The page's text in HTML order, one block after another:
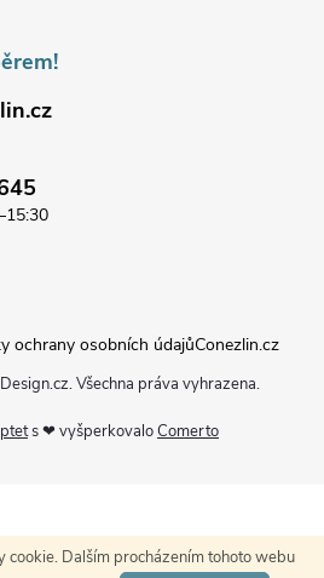
cookie. Dalším procházením tohoto webu
s ❤ vyšperkovaloComerto
ochrany osobních údajůConezlin.cz
. Všechna práva vyhrazena.